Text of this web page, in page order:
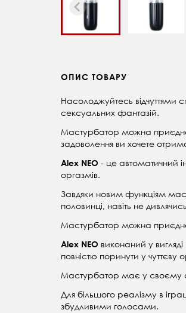
ОПИС ТОВАРУ
Насолоджуйтесь
сексуальних фантазій.
Мастурбатор можна
задоволення ви хочете
Alex NEO - це автоматичний
оргазмів.
Завдяки новим функціям
половинці, навіть не
Мастурбатор можна
Alex NEO виконаний у
повністю поринути у чуттєву
Мастурбатор має у своєму
Для більшого реалізму в
збудливими голосами.